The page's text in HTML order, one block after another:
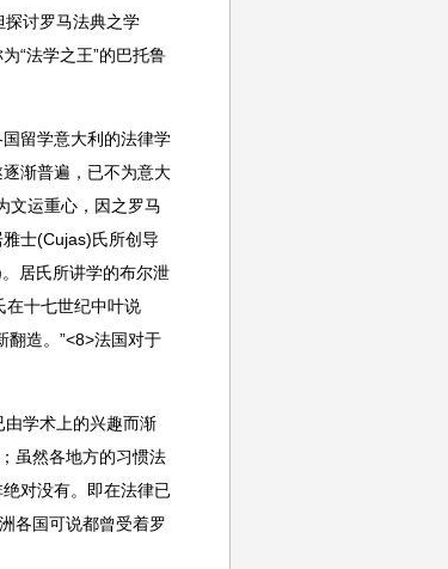
探讨罗马法典之学
“法学之王”的巴托鲁
留学意大利的法律学
渐普遍，已不为意大
文运重心，因之罗马
士(Cujas)氏所创导
居氏所讲学的布尔泄
在十七世纪中叶说
翻造。”<8>法国对于
由学术上的兴趣而渐
虽然各地方的习惯法
对没有。即在法律已
各国可说都曾受着罗